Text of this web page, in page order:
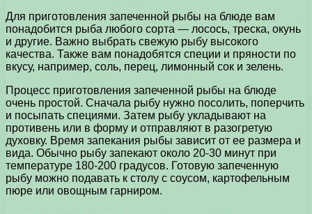
Для приготовления запеченной рыбы на блюде вам
понадобится рыба любого сорта — лосось, треска, окунь
и другие. Важно выбрать свежую рыбу высокого
качества. Также вам понадобятся специи и пряности по
вкусу, например, соль, перец, лимонный сок и зелень.
Процесс приготовления запеченной рыбы на блюде
очень простой. Сначала рыбу нужно посолить, поперчить
и посыпать специями. Затем рыбу укладывают на
противень или в форму и отправляют в разогретую
духовку. Время запекания рыбы зависит от ее размера и
вида. Обычно рыбу запекают около 20-30 минут при
температуре 180-200 градусов. Готовую запеченную
рыбу можно подавать к столу с соусом, картофельным
пюре или овощным гарниром.